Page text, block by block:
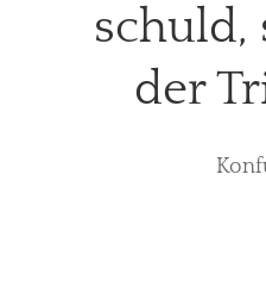
schuld,
der